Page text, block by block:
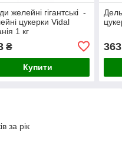
желейні гігантські -
цукерки Vidal
1 кг
₴
Купити
363
за рік